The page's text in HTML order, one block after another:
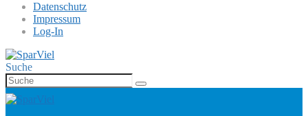
Datenschutz
Impressum
Log-In
Suche